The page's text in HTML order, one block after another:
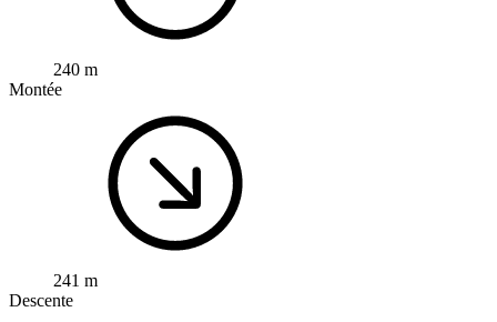
240 m
Montée
241 m
Descente